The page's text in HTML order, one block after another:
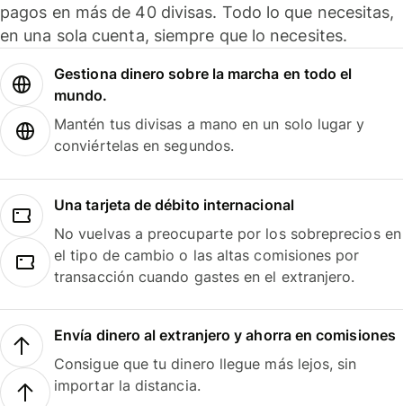
pagos en más de 40 divisas. Todo lo que necesitas,
en una sola cuenta, siempre que lo necesites.
Gestiona dinero sobre la marcha en todo el
mundo.
Mantén tus divisas a mano en un solo lugar y
conviértelas en segundos.
Una tarjeta de débito internacional
No vuelvas a preocuparte por los sobreprecios en
el tipo de cambio o las altas comisiones por
transacción cuando gastes en el extranjero.
Envía dinero al extranjero y ahorra en comisiones
Consigue que tu dinero llegue más lejos, sin
importar la distancia.